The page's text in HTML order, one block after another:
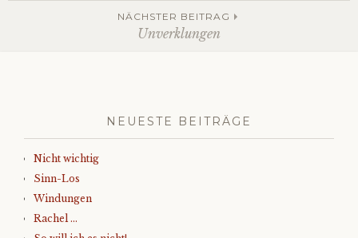
NavigationNÄCHSTER BEITRAG
Unverklungen
NEUESTE BEITRÄGE
Nicht wichtig
Sinn-Los
Windungen
Rachel …